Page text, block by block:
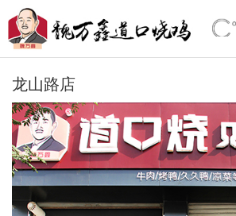
龙山路店